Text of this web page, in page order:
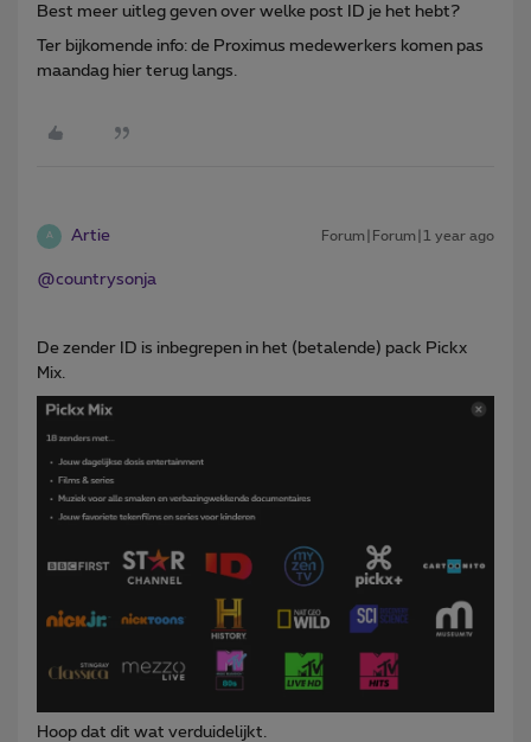
Best meer uitleg geven over welke post ID je het hebt?
Ter bijkomende info: de Proximus medewerkers komen pas
maandag hier terug langs.
A Artie Forum|Forum|1 year ago
@countrysonja
De zender ID is inbegrepen in het (betalende) pack Pickx
Mix.
Hoop dat dit wat verduidelijkt.